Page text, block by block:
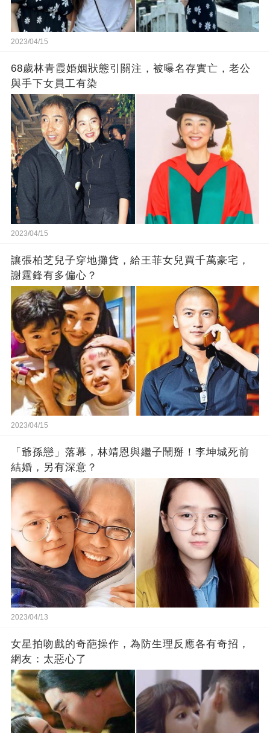
2023/04/15
68歲林青霞婚姻狀態引關注，被曝名存實亡，老公
與手下女員工有染
2023/04/15
讓張柏芝兒子穿地攤貨，給王菲女兒買千萬豪宅，
謝霆鋒有多偏心？
2023/04/15
「爺孫戀」落幕，林靖恩與繼子鬧掰！李坤城死前
結婚，另有深意？
2023/04/13
女星拍吻戲的奇葩操作，為防生理反應各有奇招，
網友：太惡心了